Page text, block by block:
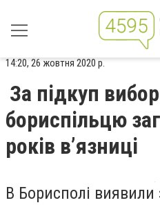
14:20, 26 жовтня 2020 р.
За підкуп
бориспільцю
років в’язниці
В Борисполі